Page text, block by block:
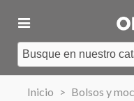
Inicio > Bolsos y